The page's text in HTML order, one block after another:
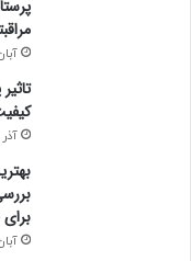
آبان 15,
آذر 5, 1404
آبان 22,